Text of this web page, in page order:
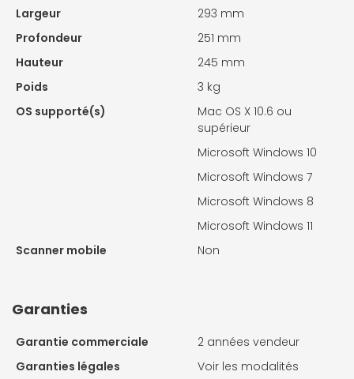
Largeur
293 mm
Profondeur
251 mm
Hauteur
245 mm
Poids
3 kg
OS supporté(s)
Mac OS X 10.6 ou
supérieur
Microsoft Windows 10
Microsoft Windows 7
Microsoft Windows 8
Microsoft Windows 11
Scanner mobile
Non
Garanties
Garantie commerciale
2 années vendeur
Garanties légales
Voir les modalités